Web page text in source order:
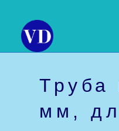
содержимому
Труба
мм,